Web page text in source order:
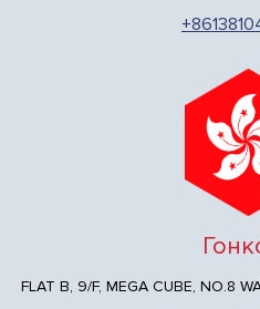
FLAT B, 9/F, MEGA CUBE, NO.8